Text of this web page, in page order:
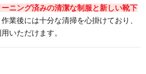
ーニング済みの清潔な制服と新しい靴下
業後には十分な清掃を心掛けており、
いただけます。